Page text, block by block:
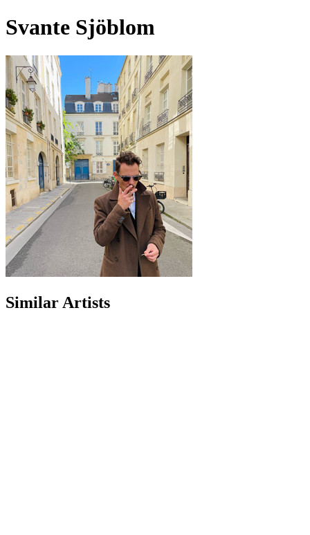
Svante Sjöblom
Similar Artists